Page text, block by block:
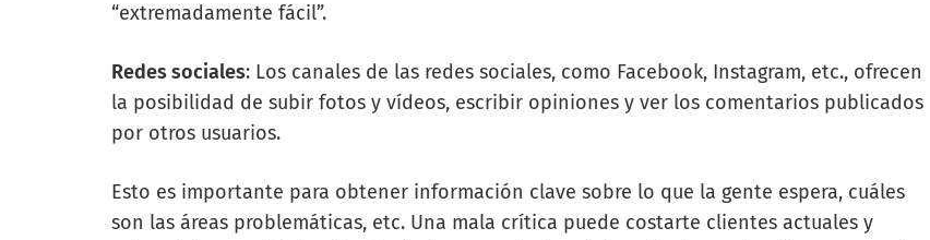
“extremadamente fácil”.
Redes sociales: Los canales de las redes sociales, como Facebook, Instagram, etc., ofrecen
la posibilidad de subir fotos y vídeos, escribir opiniones y ver los comentarios publicados
por otros usuarios.
Esto es importante para obtener información clave sobre lo que la gente espera, cuáles
son las áreas problemáticas, etc. Una mala crítica puede costarte clientes actuales y